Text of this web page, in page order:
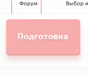
Форум Выбор